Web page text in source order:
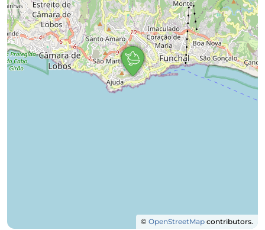
© OpenStreetMap contributors.